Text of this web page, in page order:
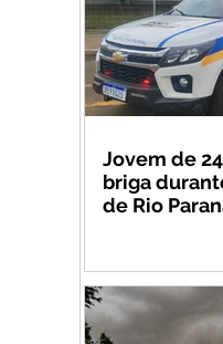
Jovem de
briga
de Rio